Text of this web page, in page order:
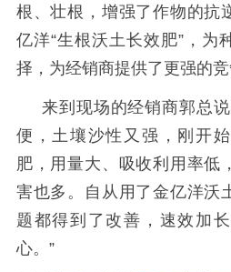
根、壮根，增强了作物的抗
亿洋“生根沃土长效肥”，为
择，为经销商提供了更强的竞
来到现场的经销商郭总说
便，土壤沙性又强，刚开
肥，用量大、吸收利用率低
害也多。自从用了金亿洋沃
题都得到了改善，速效加
心。”